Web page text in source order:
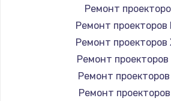
1320 руб.
Заказать
Чистка от пыли
Ремонт
Ремонт проекторов
Ремонт проекторов
Ремонт проекторов
Ремонт проекторов
Ремонт проекторов